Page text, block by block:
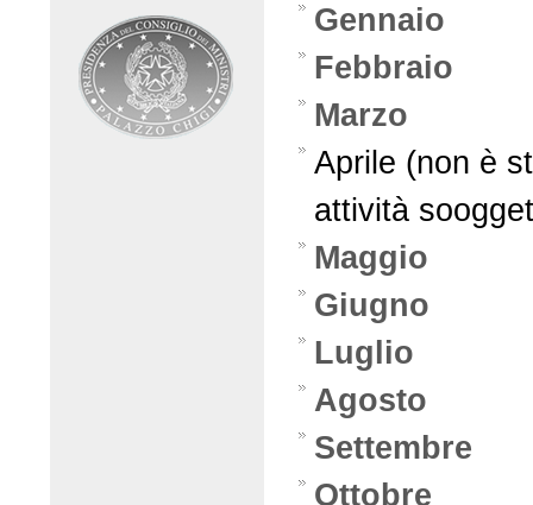
Gennaio
Febbraio
Marzo
Aprile (non è
attività
Maggio
Giugno
Luglio
Agosto
Settembre
Ottobre